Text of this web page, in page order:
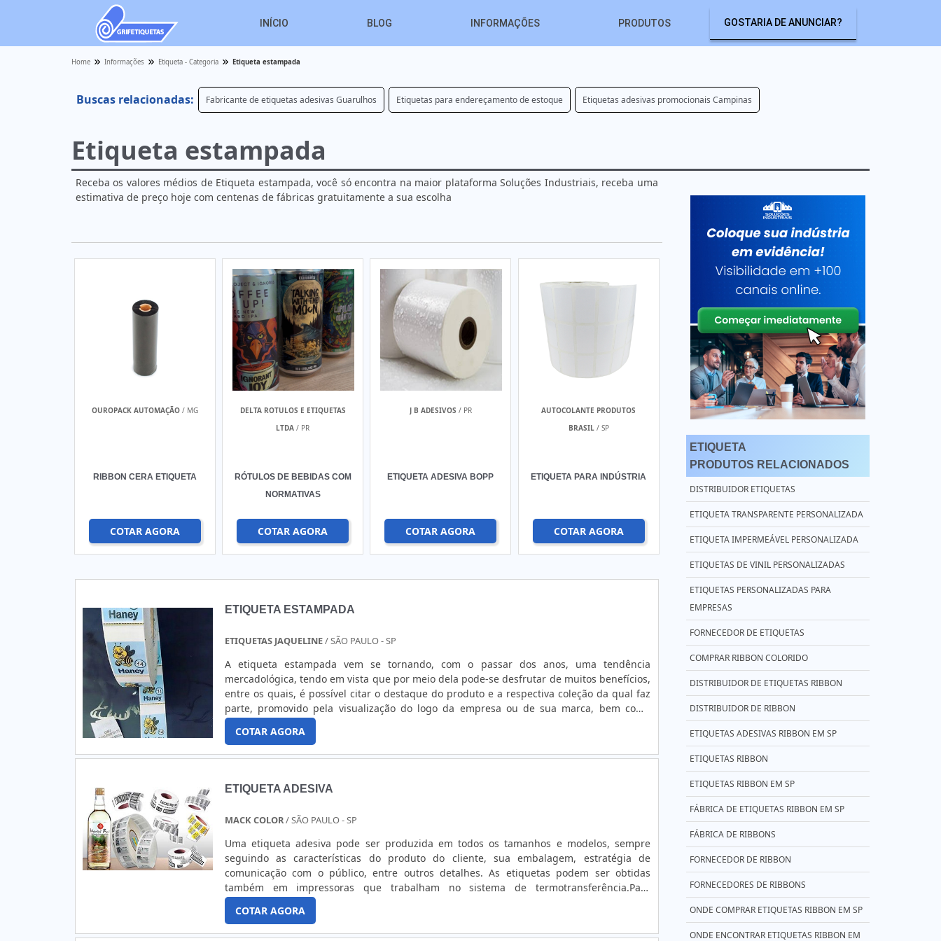
INÍCIO BLOG INFORMAÇÕES PRODUTOS GOSTARIA DE ANUNCIAR?
Home Informações Etiqueta - Categoria Etiqueta estampada
Buscas relacionadas: Fabricante de etiquetas adesivas Guarulhos Etiquetas para endereçamento de estoque Etiquetas adesivas promocionais Campinas
Etiqueta estampada
Receba os valores médios de Etiqueta estampada, você só encontra na maior plataforma Soluções Industriais, receba uma
estimativa de preço hoje com centenas de fábricas gratuitamente a sua escolha
OUROPACK AUTOMAÇÃO / MG
RIBBON CERA ETIQUETA
COTAR AGORA
DELTA ROTULOS E ETIQUETAS
LTDA / PR
RÓTULOS DE BEBIDAS COM
NORMATIVAS
COTAR AGORA
J B ADESIVOS / PR
ETIQUETA ADESIVA BOPP
COTAR AGORA
AUTOCOLANTE PRODUTOS
BRASIL/ SP
ETIQUETA PARA INDÚSTRIA
COTAR AGORA
ETIQUETA ESTAMPADA
ETIQUETAS JAQUELINE/ SÃO PAULO - SP
A etiqueta estampada vem se tornando, com o passar dos anos, uma tendência
mercadológica, tendo em vista que por meio dela pode-se desfrutar de muitos benefícios,
entre os quais, é possível citar o destaque do produto e a respectiva coleção da qual faz
parte, promovido pela visualização do logo da empresa ou de sua marca, bem como
informações que visam o público-alvo.Essa modalidade de etiqueta pode ter o seu uso em
variados ramos de ne...
COTAR AGORA
ETIQUETA ADESIVA
MACK COLOR/ SÃO PAULO - SP
Uma etiqueta adesiva pode ser produzida em todos os tamanhos e modelos, sempre
seguindo as características do produto do cliente, sua embalagem, estratégia de
comunicação com o público, entre outros detalhes. As etiquetas podem ser obtidas
também em impressoras que trabalham no sistema de termotransferência.Para
campanhas promocionais, as etiquetas podem ser impressas de algumas formas, entre
as quais estão: Impressão de etiquetas adesivas em Off-Set para grandes tiragens;
Impressão digital para tiragens menores.Informações adicionaisAlguns tratamentos
COTAR AGORA
ETIQUETA
PRODUTOS RELACIONADOS
DISTRIBUIDOR ETIQUETAS
ETIQUETA TRANSPARENTE PERSONALIZADA
ETIQUETA IMPERMEÁVEL PERSONALIZADA
ETIQUETAS DE VINIL PERSONALIZADAS
ETIQUETAS PERSONALIZADAS PARA
EMPRESAS
FORNECEDOR DE ETIQUETAS
COMPRAR RIBBON COLORIDO
DISTRIBUIDOR DE ETIQUETAS RIBBON
DISTRIBUIDOR DE RIBBON
ETIQUETAS ADESIVAS RIBBON EM SP
ETIQUETAS RIBBON
ETIQUETAS RIBBON EM SP
FÁBRICA DE ETIQUETAS RIBBON EM SP
FÁBRICA DE RIBBONS
FORNECEDOR DE RIBBON
FORNECEDORES DE RIBBONS
ONDE COMPRAR ETIQUETAS RIBBON EM SP
ONDE ENCONTRAR ETIQUETAS RIBBON EM